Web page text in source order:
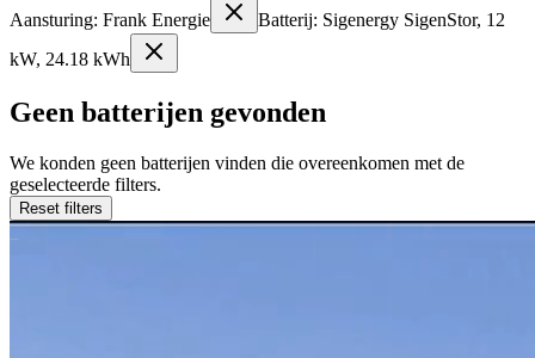
Aansturing: Frank Energie
Batterij: Sigenergy SigenStor, 12
kW, 24.18 kWh
Geen batterijen gevonden
We konden geen batterijen vinden die overeenkomen met de
geselecteerde filters.
Reset filters